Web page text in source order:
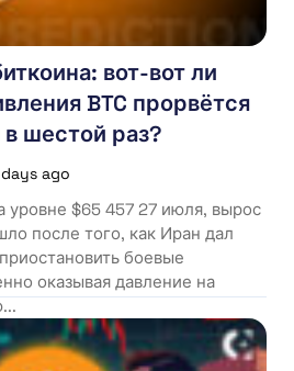
вот-вот ли
BTC прорвётся
в шестой раз?
days ago
уровне $65 457 27 июля, вырос
после того, как Иран дал
боевые
оказывая давление на